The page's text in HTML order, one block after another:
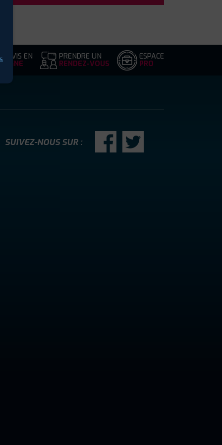
DEVIS EN
LIGNE
PRENDRE UN
RENDEZ-VOUS
ESPACE
PRO
SUIVEZ-NOUS SUR :